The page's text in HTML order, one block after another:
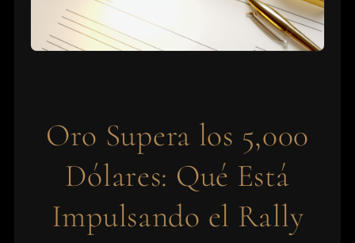
Oro Supera los 5,000
Dólares: Qué Está
Impulsando el Rally